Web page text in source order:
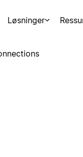
Løsninger